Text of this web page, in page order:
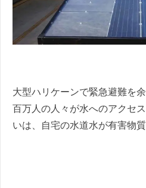
大型ハリケーンで緊急避難を
百万人の人々が水へのアクセ
いは、自宅の水道水が有害物